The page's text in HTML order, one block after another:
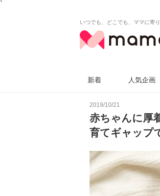
`
いつでも、どこでも、ママに寄
新着 人気企画
2019/10/21
赤ちゃんに厚
育てギャップ